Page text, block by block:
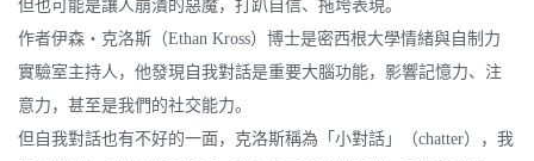
但也可能是讓人崩潰的惡魔，打趴自信、拖垮表現。
作者伊森‧克洛斯（Ethan Kross）博士是密西根大學情緒與自制力
實驗室主持人，他發現自我對話是重要大腦功能，影響記憶力、注
意力，甚至是我們的社交能力。
但自我對話也有不好的一面，克洛斯稱為「小對話」（chatter），我